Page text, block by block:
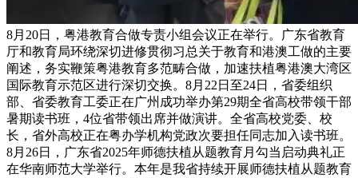
8月20日，粤港教育合做专责小组会议正在举行。广东省教育
厅和教育局环绕深切进修贯彻习总关于教育和港澳工做的主要
阐述，务实鞭策粤港教育多范畴合做，加速扶植粤港澳大湾区
国际教育示范区进行深切交换。8月22日至24日，省委组织
部、省委教育工委正在广州成功举办第29期全省高校带领干部
暑期读书班，4位省带领出席并做演讲。全省高校党委、校
长，省外高校正在粤办学机构党政次要担任同志加入读书班。
8月26日，广东省2025年师德扶植从题教育月勾当启动典礼正
在华南师范大学举行。本年是我省持续开展师德扶植从题教育